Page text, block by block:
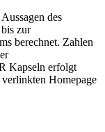
des
zur
berechnet. Zahlen
Kapseln erfolgt
Homepage